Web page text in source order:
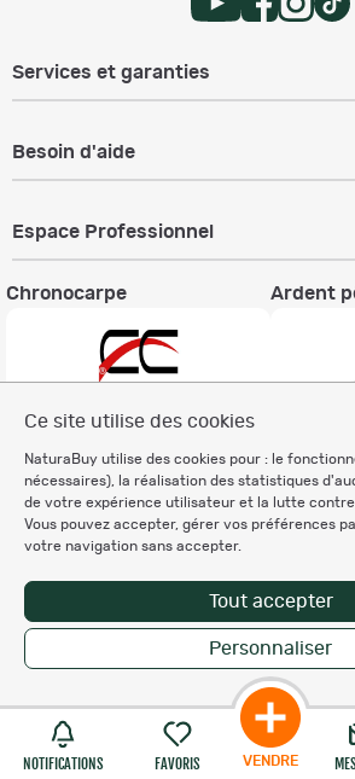
Ce site utilise des cookies
NaturaBuy utilise des cookies pour : le
nécessaires), la réalisation des statistiques
de votre expérience utilisateur et la lutte contre
Vous pouvez accepter, gérer vos préférences
votre navigation sans accepter.
Tout accepter
Personnaliser
NOTIFICATIONS FAVORIS VENDRE
Enregistrer la
Services et garanties
Besoin d'aide
Espace Professionnel
Chronocarpe Ardent
Informations légales
Charte éthique
Mentions légales
Règlement & Conditions d'utilisation
des données personnelles
Personnalisation des cookies
Copyright © 2007-2026 NaturaBuy. Tous droits
Les marques commerciales mentionnées
respectifs in 0.068 s
Suggestions de recherche
Site NaturaBuy classique